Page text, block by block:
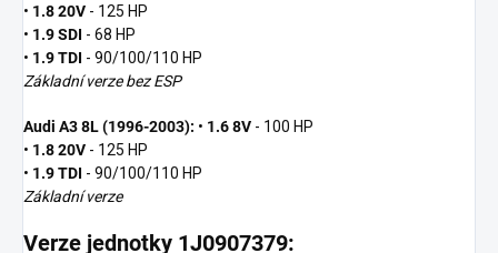
• 1.8 20V - 125 HP
• 1.9 SDI - 68 HP
• 1.9 TDI - 90/100/110 HP
Základní verze bez ESP
Audi A3 8L (1996-2003): • 1.6 8V - 100 HP
• 1.8 20V - 125 HP
• 1.9 TDI - 90/100/110 HP
Základní verze
Verze jednotky 1J0907379: